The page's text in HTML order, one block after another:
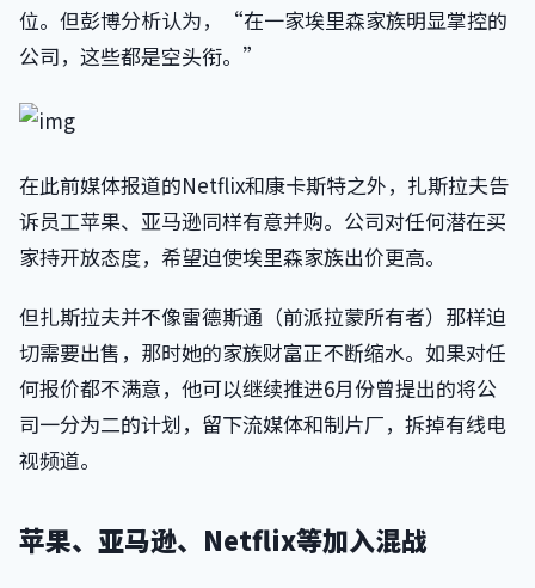
位。但彭博分析认为，“在一家埃里森家族明显掌控的
公司，这些都是空头衔。”
在此前媒体报道的Netflix和康卡斯特之外，扎斯拉夫告
诉员工苹果、亚马逊同样有意并购。公司对任何潜在买
家持开放态度，希望迫使埃里森家族出价更高。
但扎斯拉夫并不像雷德斯通（前派拉蒙所有者）那样迫
切需要出售，那时她的家族财富正不断缩水。如果对任
何报价都不满意，他可以继续推进6月份曾提出的将公
司一分为二的计划，留下流媒体和制片厂，拆掉有线电
视频道。
苹果、亚马逊、Netflix等加入混战